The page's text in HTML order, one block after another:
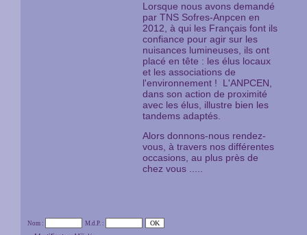
Lorsque nous avons demandé
par TNS Sofres-Anpcen en
2012, à qui les Français font ils
confiance pour agir sur les
nuisances lumineuses, ils ont
placé en tête : les élus locaux
et les associations de
l'environnement ! L'ANPCEN,
dans son action de proximité
avec les élus, illustre bien les
tandems adaptés.
Alors donnons-nous rendez-
vous, à travers nos différentes
occasions, au plus près de
chez vous .....
Nom :
M.d.P. :